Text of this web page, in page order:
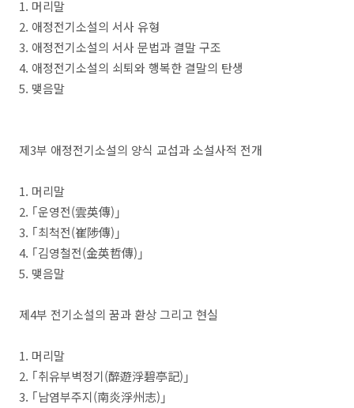
1. 머리말
2. 애정전기소설의 서사 유형
3. 애정전기소설의 서사 문법과 결말 구조
4. 애정전기소설의 쇠퇴와 행복한 결말의 탄생
5. 맺음말
제3부 애정전기소설의 양식 교섭과 소설사적 전개
1. 머리말
2. ｢운영전(雲英傳) ｣
3. ｢최척전(崔陟傳) ｣
4. ｢김영철전(金英哲傳) ｣
5. 맺음말
제4부 전기소설의 꿈과 환상 그리고 현실
1. 머리말
2. ｢취유부벽정기(醉遊浮碧亭記) ｣
3. ｢남염부주지(南炎浮州志) ｣